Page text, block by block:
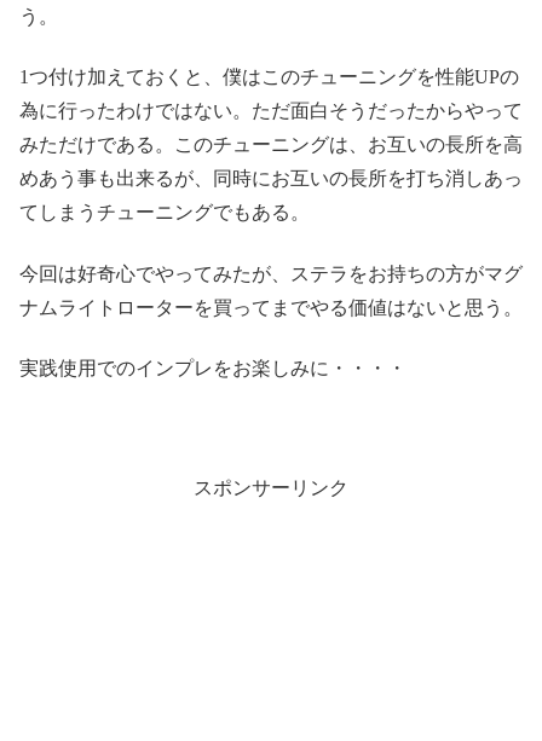
う。
1つ付け加えておくと、僕はこのチューニングを性能UPの
為に行ったわけではない。ただ面白そうだったからやって
みただけである。このチューニングは、お互いの長所を高
めあう事も出来るが、同時にお互いの長所を打ち消しあっ
てしまうチューニングでもある。
今回は好奇心でやってみたが、ステラをお持ちの方がマグ
ナムライトローターを買ってまでやる価値はないと思う。
実践使用でのインプレをお楽しみに・・・・
スポンサーリンク